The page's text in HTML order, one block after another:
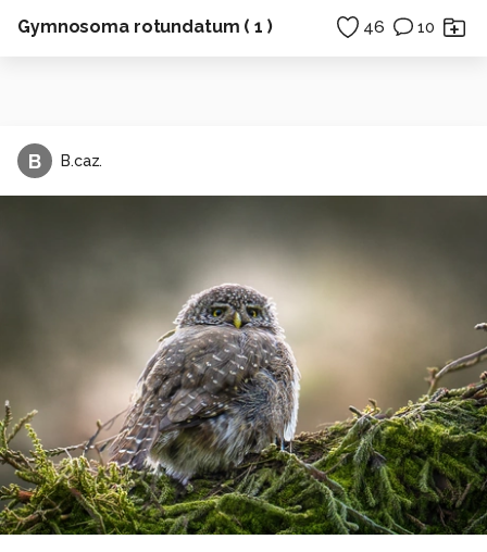
Gymnosoma rotundatum ( 1 ) 46 10
B B.caz.